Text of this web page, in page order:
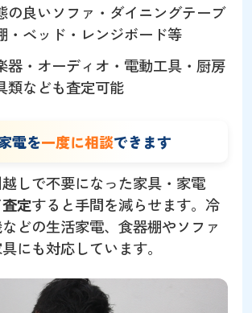
の良いソファ・ダイニングテーブ
・ベッド・レンジボード等
器・オーディオ・電動工具・厨房
類なども査定可能
電を一度に相談できます
しで不要になった家具・家電
定すると手間を減らせます。冷
どの生活家電、食器棚やソファ
にも対応しています。